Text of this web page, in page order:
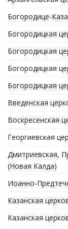
Богородице-
Богородицкая
Богородицкая
Богородицкая
Богородицкая
Введенская
Воскресенская
Георгиевская
Дмитриевская,
(Новая Калда)
Иоанно-
Казанская
Казанская